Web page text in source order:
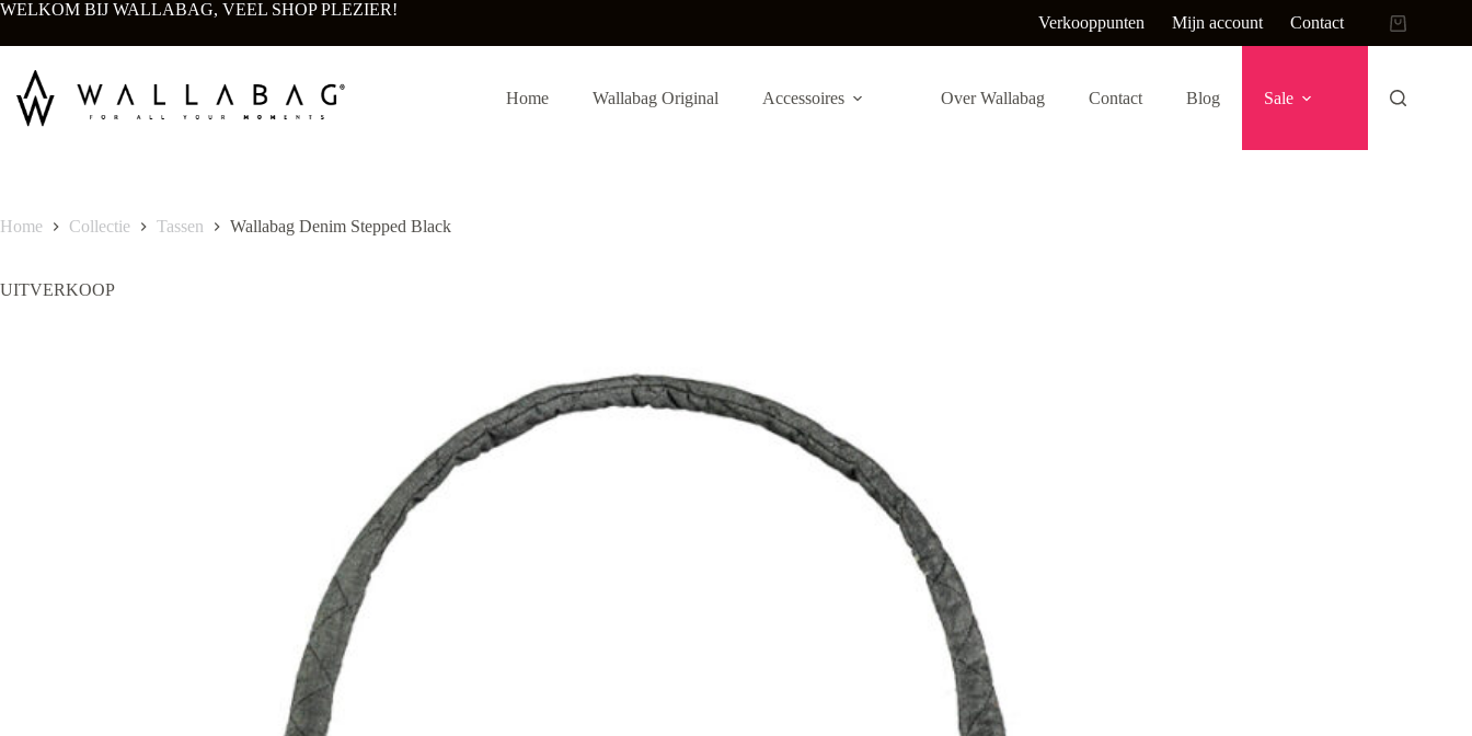
Ga
de
inhoud
WELKOM BIJ WALLABAG, VEEL SHOP PLEZIER!
Verkooppunten Mijn account Contact
Home Wallabag Original Accessoires Over Wallabag Contact Blog Sale
Home Collectie Tassen Wallabag Denim Stepped Black
UITVERKOOP